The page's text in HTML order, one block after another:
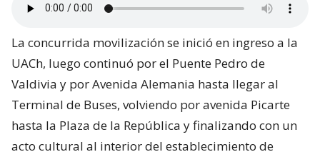
La concurrida movilización se inició en ingreso a la
UACh, luego continuó por el Puente Pedro de
Valdivia y por Avenida Alemania hasta llegar al
Terminal de Buses, volviendo por avenida Picarte
hasta la Plaza de la República y finalizando con un
acto cultural al interior del establecimiento de